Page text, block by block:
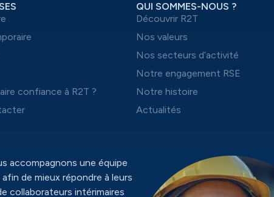
confiance à R2T ?
QUI SOMMES-NOUS ?
Découvrir R2T
Nos valeurs
Nos secteurs d’activité
Notre engagement RSE
Notre histoire
Actualités
accompagnons une équipe
de mieux répondre à leurs
collaborateurs intérimaires